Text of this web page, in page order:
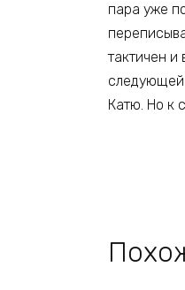
пара уже
тактичен и
следующей
Катю. Но к